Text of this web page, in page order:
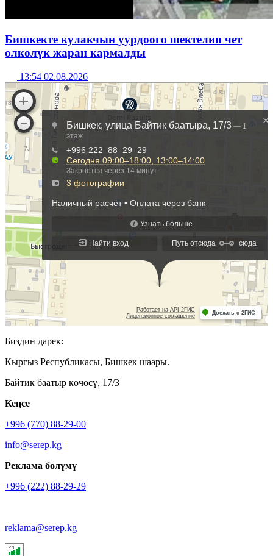
Бишкекте кулакчын уурдоого шектелип чет
өлкөлүк жаран кармалды
13:54 02.08.2026
Биздин дарек:
Кыргыз Республикасы, Бишкек шаары.
Байтик баатыр көчөсү, 17/3
Кеӊсе
+996 (770) 88-29-00
info@serep.kg
Реклама бөлүмү
+996 (222) 88-29-29
reklama@serep.kg